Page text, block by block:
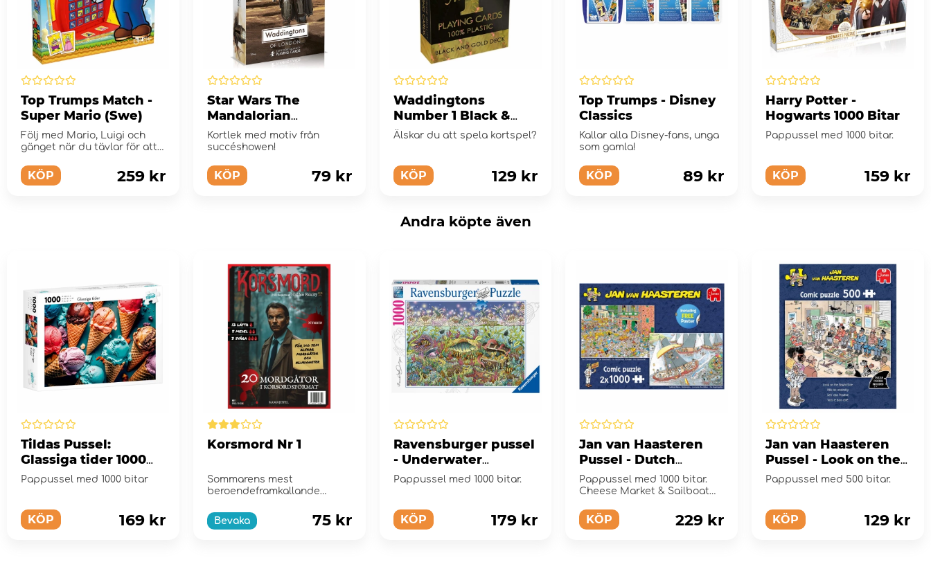
Top Trumps Match -
Super Mario (Swe)
Följ med Mario, Luigi och
gänget när du tävlar för att
KÖP 259 kr
Star Wars The
Mandalorian
Spelkort
Kortlek med motiv från
succéshowen!
KÖP 79 kr
Waddingtons
Number 1 Black &
Gold Spelkort
Älskar du att spela kortspel?
KÖP 129 kr
Top Trumps - Disney
Classics
Kallar alla Disney-fans, unga
som gamla!
KÖP 89 kr
Harry Potter -
Hogwarts 1000 Bitar
Pappussel med 1000 bitar.
KÖP 159 kr
Andra köpte även
Tildas Pussel:
Glassiga tider 1000
Bitar
Pappussel med 1000 bitar
KÖP 169 kr
Korsmord Nr 1
Sommarens mest
beroendeframkallande
Bevaka
75 kr
Ravensburger pussel
- Underwater
Kingdom at Dusk
1000 Bitar
Pappussel med 1000 bitar.
KÖP 179 kr
Jan van Haasteren
Pussel - Dutch
Traditions 2x1000
Bitar
Pappussel med 1000 bitar.
Cheese Market & Sailboat
KÖP 229 kr
Jan van Haasteren
Pussel - Look on the
Bright Side 500 Bitar
Pappussel med 500 bitar.
KÖP 129 kr